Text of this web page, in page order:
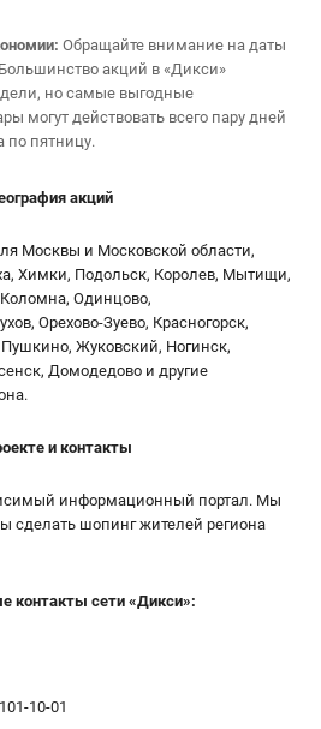
Обращайте внимание на даты
акций в «Дикси»
но самые выгодные
могут действовать всего пару дней
по пятницу.
акций
Москвы и Московской области,
Химки, Подольск, Королев, Мытищи,
Одинцово,
Орехово-Зуево, Красногорск,
Жуковский, Ногинск,
Домодедово и другие
и контакты
информационный портал. Мы
сделать шопинг жителей региона
контакты сети «Дикси»:
10-01